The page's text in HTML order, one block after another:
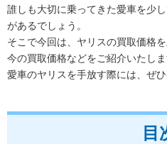
誰しも大切に乗ってきた愛車を少
があるでしょう。
そこで今回は、ヤリスの買取価格
今の買取価格などをご紹介いたしま
愛車のヤリスを手放す際には、ぜひ
目